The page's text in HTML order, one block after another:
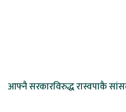
आफ्नै सरकारविरुद्ध रास्वपाकै